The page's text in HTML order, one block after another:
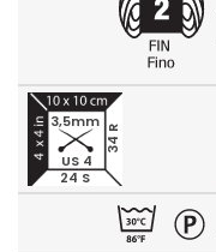
24 S
34 R
3,5mm
US 4